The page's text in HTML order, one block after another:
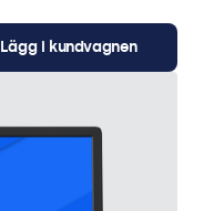
Lägg i kundvagnen